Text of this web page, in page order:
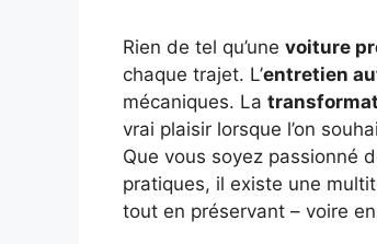
Rien de tel qu’une voiture
chaque trajet. L’entretien
mécaniques. La
vrai plaisir lorsque l’on
Que vous soyez passionné
pratiques, il existe une
tout en préservant – voire